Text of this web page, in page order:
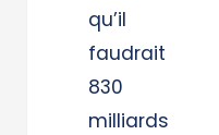
qu’il
faudrait
830
milliards